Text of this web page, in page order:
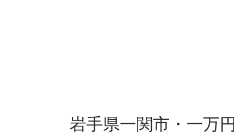
岩手県一関市・一万円